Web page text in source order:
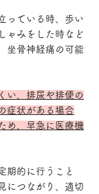
っている時、歩い
ゃみをした時など
坐骨神経痛の可能
い、排尿や排便の
症状がある場合
め、早急に医療機
期的に行うこと
につながり、適切